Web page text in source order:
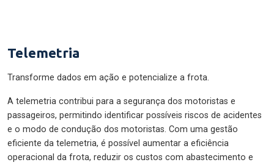
Telemetria
Transforme dados em ação e potencialize a frota.
A telemetria contribui para a segurança dos motoristas e
passageiros, permitindo identificar possíveis riscos de acidentes
e o modo de condução dos motoristas. Com uma gestão
eficiente da telemetria, é possível aumentar a eficiência
operacional da frota, reduzir os custos com abastecimento e